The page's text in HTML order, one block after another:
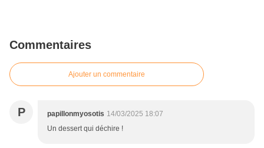
Commentaires
Ajouter un commentaire
P papillonmyosotis 14/03/2025 18:07
Un dessert qui déchire !